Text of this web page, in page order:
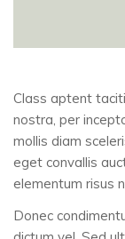
Class aptent
nostra, per
mollis diam
eget convallis
elementum risus
Donec